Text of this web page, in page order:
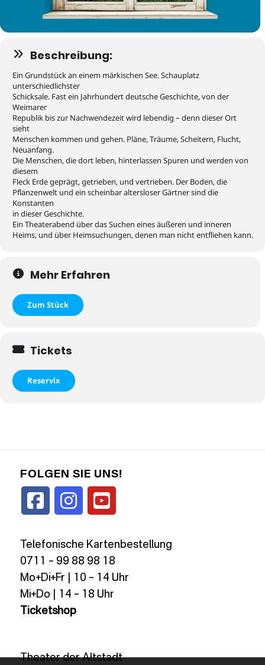
Beschreibung:
Ein Grundstück an einem märkischen See. Schauplatz
unterschiedlichster
Schicksale. Fast ein Jahrhundert deutsche Geschichte, von der
Weimarer
Republik bis zur Nachwendezeit wird lebendig – denn dieser Ort
sieht
Menschen kommen und gehen. Pläne, Träume, Scheitern, Flucht,
Neuanfang.
Die Menschen, die dort leben, hinterlassen Spuren und werden von
diesem
Fleck Erde geprägt, getrieben, und vertrieben. Der Boden, die
Pflanzenwelt und ein scheinbar altersloser Gärtner sind die
Konstanten
in dieser Geschichte.
Ein Theaterabend über das Suchen eines äußeren und inneren
Heims, und über Heimsuchungen, denen man nicht entfliehen kann.
Mehr Erfahren
Zum Stück
Tickets
Reservix
FOLGEN SIE UNS!
Telefonische Kartenbestellung
0711 – 99 88 98 18
Mo+Di+Fr | 10 – 14 Uhr
Mi+Do | 14 – 18 Uhr
Ticketshop
Theater der Altstadt